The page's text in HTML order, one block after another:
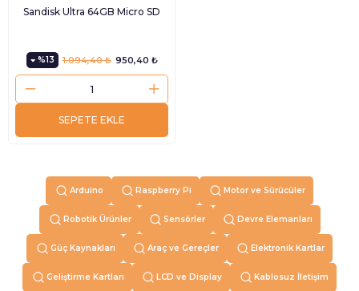
Sandisk Ultra 64GB Micro SD
%13 950,40 ₺
1.094,40 ₺
SEPETE EKLE
Arduino Raspberry Pi Motor ve Sürücüler
Robotik Ürünler Sensörler Devre Elemanları
Güç Kaynakları Araç ve Gereçler Elektronik Kartlar
Geliştirme Kartları LCD ve Display Kablosuz İletişim